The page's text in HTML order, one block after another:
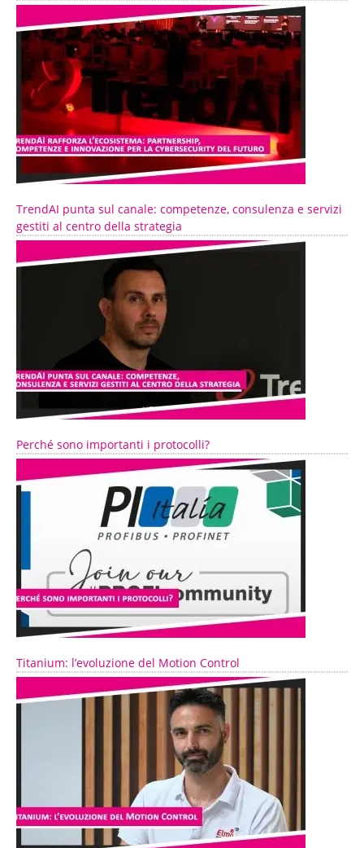
TrendAI punta sul canale: competenze, consulenza e servizi
gestiti al centro della strategia
Perché sono importanti i protocolli?
Titanium: l’evoluzione del Motion Control